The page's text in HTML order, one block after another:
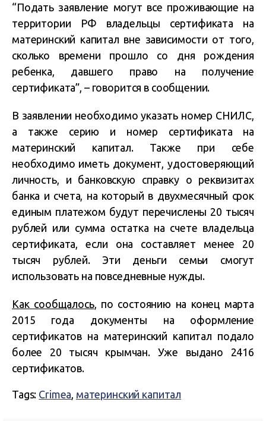
“Подать заявление могут все проживающие на
территории РФ владельцы сертификата на
материнский капитал вне зависимости от того,
сколько времени прошло со дня рождения
ребенка, давшего право на получение
сертификата”, – говорится в сообщении.
В заявлении необходимо указать номер СНИЛС,
а также серию и номер сертификата на
материнский капитал. Также при себе
необходимо иметь документ, удостоверяющий
личность, и банковскую справку о реквизитах
банка и счета, на который в двухмесячный срок
единым платежом будут перечислены 20 тысяч
рублей или сумма остатка на счете владельца
сертификата, если она составляет менее 20
тысяч рублей. Эти деньги семьи смогут
использовать на повседневные нужды.
Как сообщалось, по состоянию на конец марта
2015 года документы на оформление
сертификатов на материнский капитал подало
более 20 тысяч крымчан. Уже выдано 2416
сертификатов.
Tags: Crimea материнский капитал